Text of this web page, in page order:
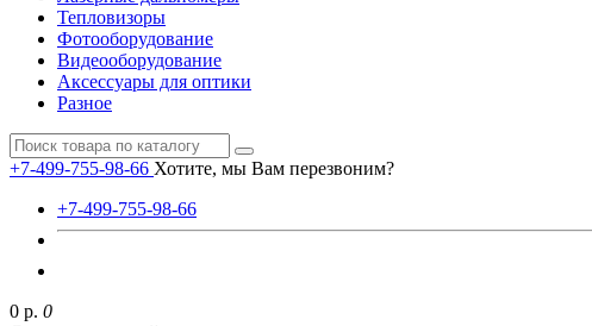
Тепловизоры
Фотооборудование
Видеооборудование
Аксессуары для оптики
Разное
+7-499-755-98-66 Хотите, мы Вам перезвоним?
+7-499-755-98-66
0 р. 0